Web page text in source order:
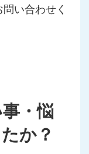
い合わせく
・悩
か？